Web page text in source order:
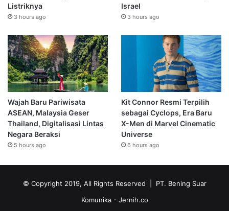
Listriknya
3 hours ago
Israel
3 hours ago
Wajah Baru Pariwisata
ASEAN, Malaysia Geser
Thailand, Digitalisasi Lintas
Negara Beraksi
5 hours ago
Kit Connor Resmi Terpilih
sebagai Cyclops, Era Baru
X-Men di Marvel Cinematic
Universe
6 hours ago
© Copyright 2019, All Rights Reserved | PT. Bening Suar
Komunika - Jernih.co